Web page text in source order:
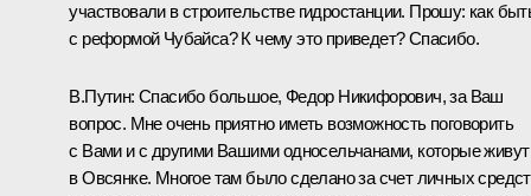
участвовали в строительстве гидростанции. Прошу: как
с реформой Чубайса? К чему это приведет? Спасибо.
В.Путин: Спасибо большое, Федор Никифорович, за Ваш
вопрос. Мне очень приятно иметь возможность поговорить
с Вами и с другими Вашими односельчанами, которые живут
в Овсянке. Многое там было сделано за счет личных